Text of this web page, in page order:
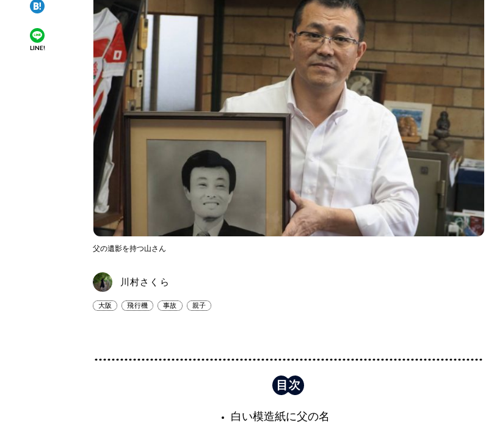
LINE!
父の遺影を持つ山さん
川村さくら
大阪 飛行機 事故 親子
白い模造紙に父の名